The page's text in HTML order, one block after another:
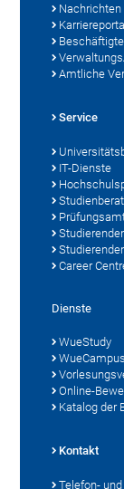
Nachrichten
Karriereportal
Beschäftigte
Amtliche
Service
IT-Dienste
Career
Dienste
WueStudy
WueCampus
Online-
Katalog der
Kontakt
Telefon-